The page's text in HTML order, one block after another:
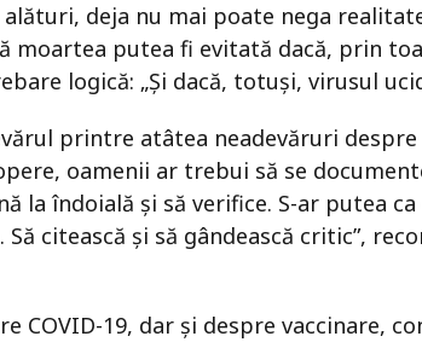
deja nu mai poate nega
moartea putea fi evitată dacă, prin
logică: „Și dacă, totuși, virusul
printre atâtea neadevăruri
oamenii ar trebui să se
la îndoială și să verifice. S-ar putea
citească și să gândească critic”,
COVID-19, dar și despre vaccinare,